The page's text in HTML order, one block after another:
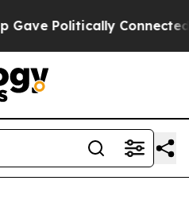
Politically Connected